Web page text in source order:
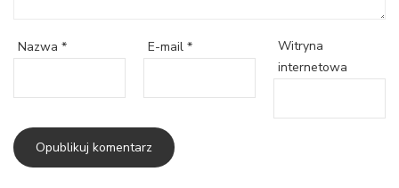
Nazwa * E-mail *
Witryna
internetowa